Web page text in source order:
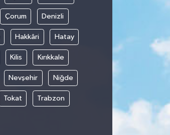
Çorum Denizli
Hakkâri Hatay
Kilis Kırıkkale
Nevşehir Niğde
Tokat Trabzon